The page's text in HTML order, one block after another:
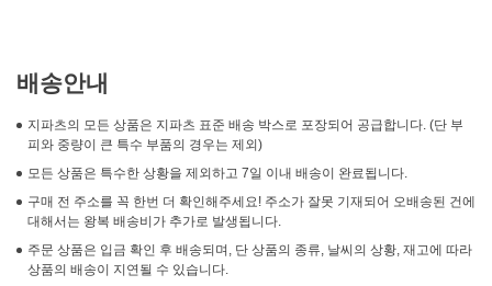
배송안내
지파츠의 모든 상품은 지파츠 표준 배송 박스로 포장되어 공급합니다. (단 부
피와 중량이 큰 특수 부품의 경우는 제외)
모든 상품은 특수한 상황을 제외하고 7일 이내 배송이 완료됩니다.
구매 전 주소를 꼭 한번 더 확인해주세요! 주소가 잘못 기재되어 오배송된 건에
대해서는 왕복 배송비가 추가로 발생됩니다.
주문 상품은 입금 확인 후 배송되며, 단 상품의 종류, 날씨의 상황, 재고에 따라
상품의 배송이 지연될 수 있습니다.